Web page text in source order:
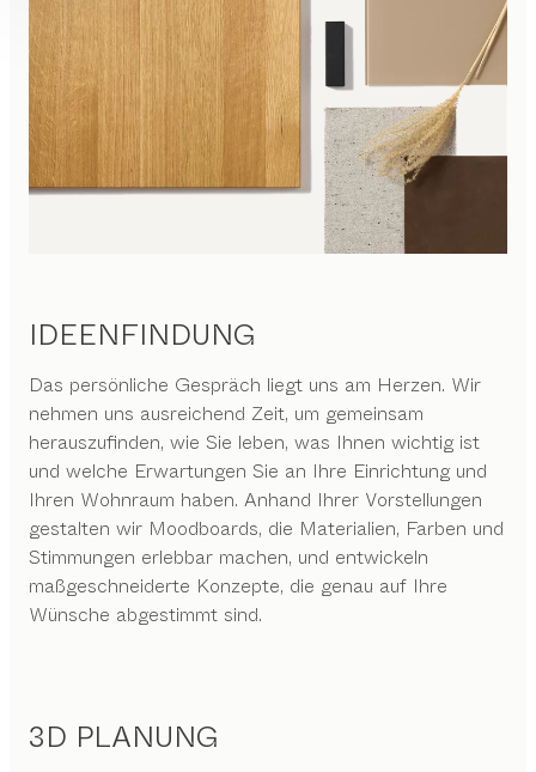
IDEENFINDUNG
Das persönliche Gespräch liegt uns am Herzen. Wir
nehmen uns ausreichend Zeit, um gemeinsam
herauszufinden, wie Sie leben, was Ihnen wichtig ist
und welche Erwartungen Sie an Ihre Einrichtung und
Ihren Wohnraum haben. Anhand Ihrer Vorstellungen
gestalten wir Moodboards, die Materialien, Farben und
Stimmungen erlebbar machen, und entwickeln
maßgeschneiderte Konzepte, die genau auf Ihre
Wünsche abgestimmt sind.
3D PLANUNG